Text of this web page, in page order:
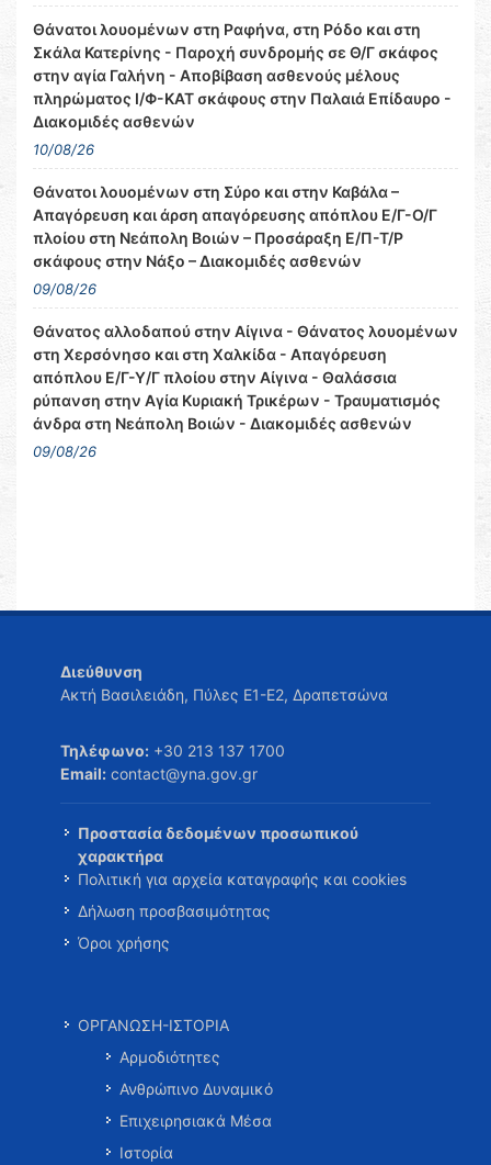
Θάνατοι λουομένων στη Ραφήνα, στη Ρόδο και στη
Σκάλα Κατερίνης - Παροχή συνδρομής σε Θ/Γ σκάφος
στην αγία Γαλήνη - Αποβίβαση ασθενούς μέλους
πληρώματος Ι/Φ-ΚΑΤ σκάφους στην Παλαιά Επίδαυρο -
Διακομιδές ασθενών
10/08/26
Θάνατοι λουομένων στη Σύρο και στην Καβάλα –
Απαγόρευση και άρση απαγόρευσης απόπλου Ε/Γ-Ο/Γ
πλοίου στη Νεάπολη Βοιών – Προσάραξη Ε/Π-Τ/Ρ
σκάφους στην Νάξο – Διακομιδές ασθενών
09/08/26
Θάνατος αλλοδαπού στην Αίγινα - Θάνατος λουομένων
στη Χερσόνησο και στη Χαλκίδα - Απαγόρευση
απόπλου Ε/Γ-Υ/Γ πλοίου στην Αίγινα - Θαλάσσια
ρύπανση στην Αγία Κυριακή Τρικέρων - Τραυματισμός
άνδρα στη Νεάπολη Βοιών - Διακομιδές ασθενών
09/08/26
Διεύθυνση
Ακτή Βασιλειάδη, Πύλες Ε1-Ε2, Δραπετσώνα
Τηλέφωνο: +30 213 137 1700
Email: contact@yna.gov.gr
Προστασία δεδομένων προσωπικού
χαρακτήρα
Πολιτική για αρχεία καταγραφής και cookies
Δήλωση προσβασιμότητας
Όροι χρήσης
ΟΡΓΑΝΩΣΗ-ΙΣΤΟΡΙΑ
Αρμοδιότητες
Ανθρώπινο Δυναμικό
Επιχειρησιακά Μέσα
Ιστορία